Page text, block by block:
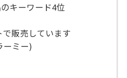
キーワード4位
販売しています
ーミー)